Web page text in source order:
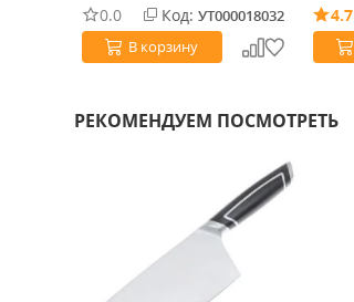
0.0 Код: УТ000018032
В корзину
4.7
РЕКОМЕНДУЕМ ПОСМОТРЕТЬ